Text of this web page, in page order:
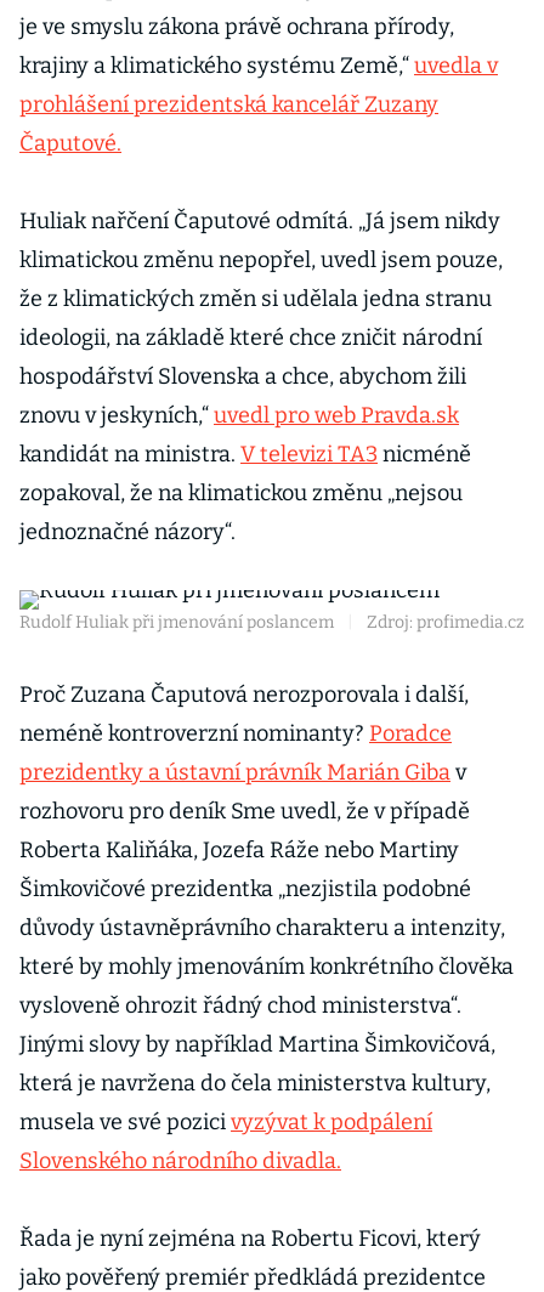
je ve smyslu zákona právě ochrana přírody,
krajiny a klimatického systému Země,“uvedla v
prohlášení prezidentská kancelář Zuzany
Čaputové.
Huliak nařčení Čaputové odmítá. „Já jsem nikdy
klimatickou změnu nepopřel, uvedl jsem pouze,
že z klimatických změn si udělala jedna stranu
ideologii, na základě které chce zničit národní
hospodářství Slovenska a chce, abychom žili
znovu v jeskyních,“uvedl pro web Pravda.sk
kandidát na ministra. V televizi TA3 nicméně
zopakoval, že na klimatickou změnu „nejsou
jednoznačné názory“.
Rudolf Huliak při jmenování poslancem Zdroj: profimedia.cz
Proč Zuzana Čaputová nerozporovala i další,
neméně kontroverzní nominanty? Poradce
prezidentky a ústavní právník Marián Gibav
rozhovoru pro deník Sme uvedl, že v případě
Roberta Kaliňáka, Jozefa Ráže nebo Martiny
Šimkovičové prezidentka „nezjistila podobné
důvody ústavněprávního charakteru a intenzity,
které by mohly jmenováním konkrétního člověka
vysloveně ohrozit řádný chod ministerstva“.
Jinými slovy by například Martina Šimkovičová,
která je navržena do čela ministerstva kultury,
musela ve své pozicivyzývat k podpálení
Slovenského národního divadla.
Řada je nyní zejména na Robertu Ficovi, který
jako pověřený premiér předkládá prezidentce